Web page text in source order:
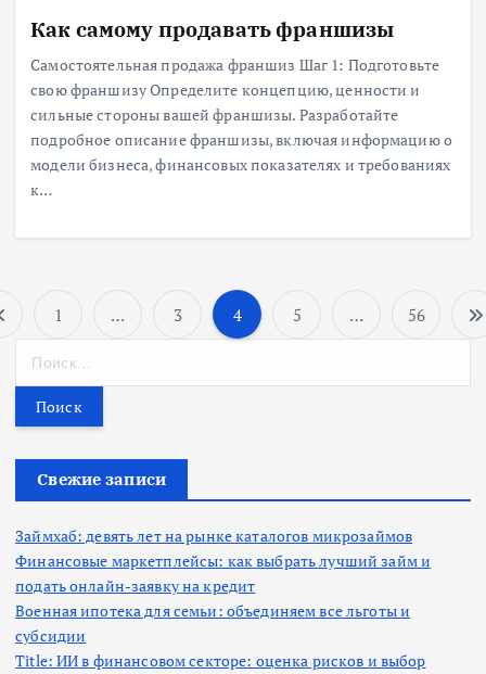
Как самому продавать франшизы
Самостоятельная продажа франшиз Шаг 1: Подготовьте
свою франшизу Определите концепцию, ценности и
сильные стороны вашей франшизы. Разработайте
подробное описание франшизы, включая информацию о
модели бизнеса, финансовых показателях и требованиях
к…
П
а
и
н
а
ц
1 … 3 4 5 … 56
т
Свежие записи
Займхаб: девять лет на рынке каталогов микрозаймов
Финансовые маркетплейсы: как выбрать лучший займ и
подать онлайн-заявку на кредит
Военная ипотека для семьи: объединяем все льготы и
субсидии
Title: ИИ в финансовом секторе: оценка рисков и выбор